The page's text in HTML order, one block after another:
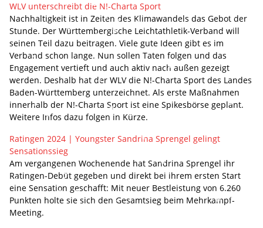
WLV unterschreibt die N!-Charta Sport
Nachhaltigkeit ist in Zeiten des Klimawandels das Gebot der
Stunde. Der Württembergische Leichtathletik-Verband will
seinen Teil dazu beitragen. Viele gute Ideen gibt es im
Verband schon lange. Nun sollen Taten folgen und das
Engagement vertieft und auch aktiv nach außen gezeigt
werden. Deshalb hat der WLV die N!-Charta Sport des Landes
Baden-Württemberg unterzeichnet. Als erste Maßnahmen
innerhalb der N!-Charta Sport ist eine Spikesbörse geplant.
Weitere Infos dazu folgen in Kürze.
Ratingen 2024 | Youngster Sandrina Sprengel gelingt
Sensationssieg
Am vergangenen Wochenende hat Sandrina Sprengel ihr
Ratingen-Debüt gegeben und direkt bei ihrem ersten Start
eine Sensation geschafft: Mit neuer Bestleistung von 6.260
Punkten holte sie sich den Gesamtsieg beim Mehrkampf-
Meeting.